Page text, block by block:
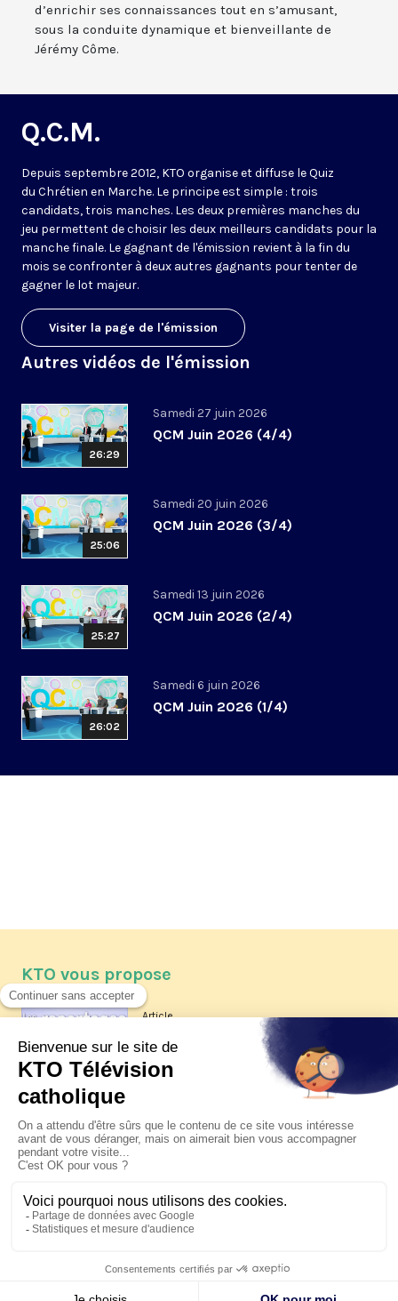
d’enrichir ses connaissances tout en s’amusant,
sous la conduite dynamique et bienveillante de
Jérémy Côme.
Q.C.M.
Depuis septembre 2012, KTO organise et diffuse le Quiz
du Chrétien en Marche. Le principe est simple : trois
candidats, trois manches. Les deux premières manches du
jeu permettent de choisir les deux meilleurs candidats pour la
manche finale. Le gagnant de l'émission revient à la fin du
mois se confronter à deux autres gagnants pour tenter de
gagner le lot majeur.
Visiter la page de l'émission
Autres vidéos de l'émission
26:29
Samedi 27 juin 2026
QCM Juin 2026 (4/4)
25:06
Samedi 20 juin 2026
QCM Juin 2026 (3/4)
25:27
Samedi 13 juin 2026
QCM Juin 2026 (2/4)
26:02
Samedi 6 juin 2026
QCM Juin 2026 (1/4)
KTO vous propose
Article
Les reportages d'été 2026 de KTO
La visite pastorale du pape Léon
XIV à Assise à suivre sur KTO le
jeudi 6 août
Le pape en Uruguay, Argentine et
Pérou du 6 au 17 novembre 2026